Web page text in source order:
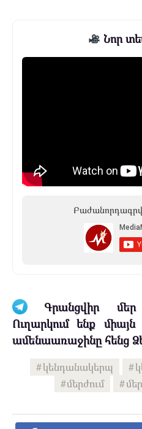
Նոր
Գրանցվիր
Ուղարկում ենք
ամենաառաջինը հենց
կենդանակերպ
մերժում